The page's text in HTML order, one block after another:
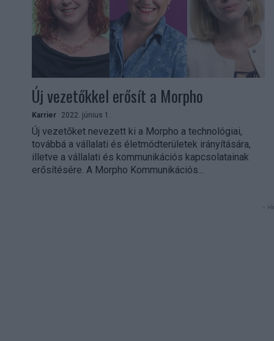
Új vezetőkkel erősít a Morpho
Karrier 2022. június 1.
Új vezetőket nevezett ki a Morpho a technológiai,
továbbá a vállalati és életmódterületek irányítására,
illetve a vállalati és kommunikációs kapcsolatainak
erősítésére. A Morpho Kommunikációs...
-